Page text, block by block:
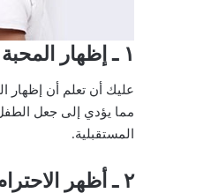
١ ـ إظهار المحبة لِطفلك
عليك أن تعلم أن إظهار
مما يؤدي إلى جعل الطفل
المستقبلية.
٢ ـ أظهر الاحترام لِطفلك